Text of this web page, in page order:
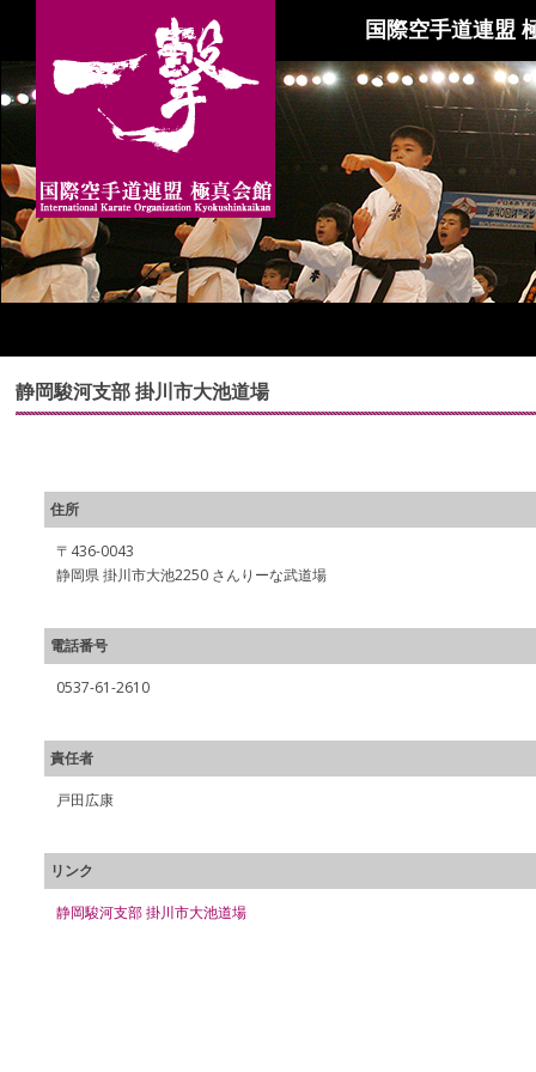
国際空手道連盟
静岡駿河支部 掛川市大池道場
住所
〒436-0043
静岡県 掛川市大池2250 さんりーな武道場
電話番号
0537-61-2610
責任者
戸田広康
リンク
静岡駿河支部 掛川市大池道場